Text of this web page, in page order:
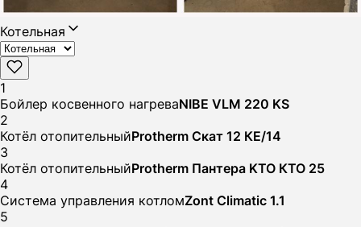
Котельная
1
Бойлер косвенного нагреваNIBE VLM 220 KS
2
Котёл отопительныйProtherm Скат 12 КE/14
3
Котёл отопительныйProtherm Пантера KTO КТО 25
4
Система управления котломZont Climatic 1.1
5